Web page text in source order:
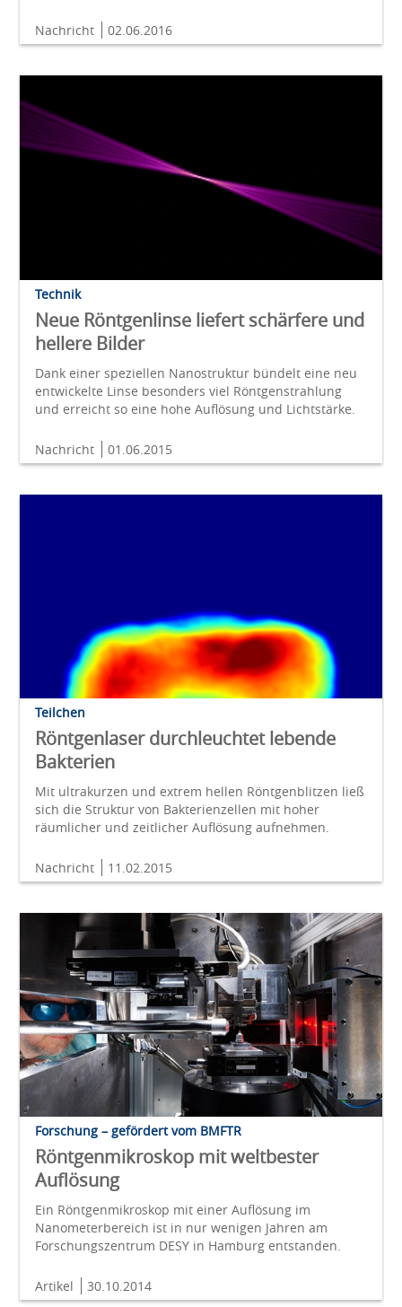
Nachricht 02.06.2016
Technik
Neue Röntgenlinse liefert schärfere und
hellere Bilder
Dank einer speziellen Nanostruktur bündelt eine neu
entwickelte Linse besonders viel Röntgenstrahlung
und erreicht so eine hohe Auflösung und Lichtstärke.
Nachricht 01.06.2015
Teilchen
Röntgenlaser durchleuchtet lebende
Bakterien
Mit ultrakurzen und extrem hellen Röntgenblitzen ließ
sich die Struktur von Bakterienzellen mit hoher
räumlicher und zeitlicher Auflösung aufnehmen.
Nachricht 11.02.2015
Forschung – gefördert vom BMFTR
Röntgenmikroskop mit weltbester
Auflösung
Ein Röntgenmikroskop mit einer Auflösung im
Nanometerbereich ist in nur wenigen Jahren am
Forschungszentrum DESY in Hamburg entstanden.
Artikel 30.10.2014